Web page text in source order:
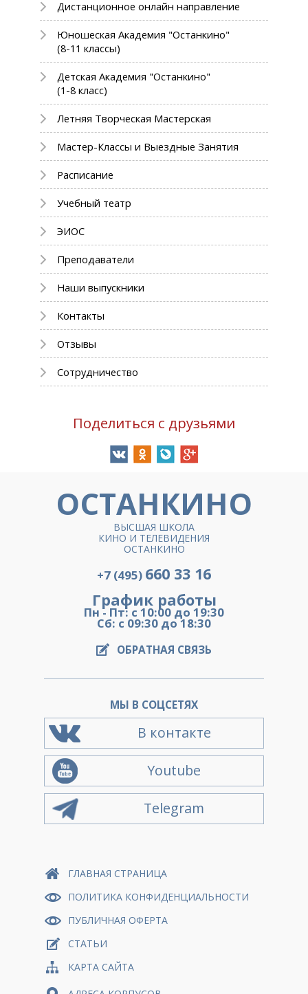
Дистанционное онлайн направление
Юношеская Академия "Останкино"
(8-11 классы)
Детская Академия "Останкино"
(1-8 класс)
Летняя Творческая Мастерская
Мастер-Классы и Выездные Занятия
Расписание
Учебный театр
ЭИОС
Преподаватели
Наши выпускники
Контакты
Отзывы
Сотрудничество
Поделиться с друзьями
ОСТАНКИНО
ВЫСШАЯ ШКОЛА
КИНО И ТЕЛЕВИДЕНИЯ
ОСТАНКИНО
+7 (495) 660 33 16
График работы
Пн - Пт: с 10:00 до 19:30
Сб: с 09:30 до 18:30
ОБРАТНАЯ СВЯЗЬ
МЫ В СОЦСЕТЯХ
В контакте
Youtube
Telegram
ГЛАВНАЯ СТРАНИЦА
ПОЛИТИКА КОНФИДЕНЦИАЛЬНОСТИ
ПУБЛИЧНАЯ ОФЕРТА
СТАТЬИ
КАРТА САЙТА